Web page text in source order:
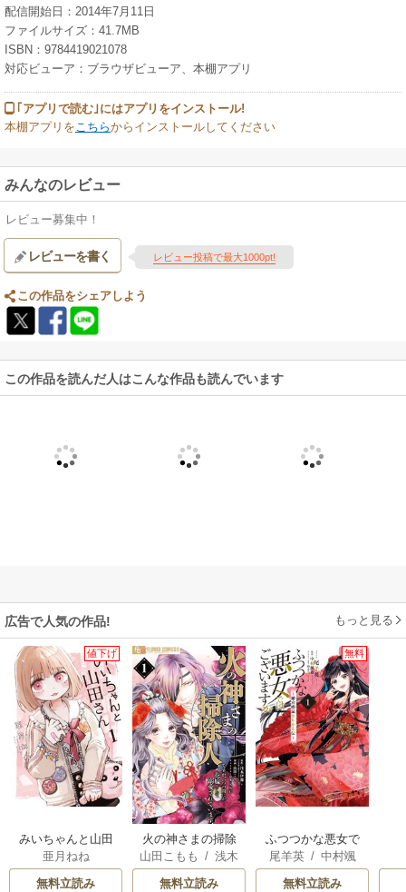
配信開始日：2014年7月11日
ファイルサイズ：41.7MB
ISBN：9784419021078
対応ビューア：ブラウザビューア、本棚アプリ
｢アプリで読む｣にはアプリをインストール!
本棚アプリを こちらからインストールしてください
みんなのレビュー
レビュー募集中！
レビューを書く レビュー投稿で最大1000pt!
この作品をシェアしよう
この作品を読んだ人はこんな作品も読んでいます
広告で人気の作品! もっと見る
値下げ
みいちゃんと山田
さん
亜月ねね
無料立読み
火の神さまの掃除
人ですが、いつの
間にか花嫁として
山田こもも /浅木
伊都/SNC
無料立読み
無料
ふつつかな悪女で
はございますが ～
雛宮蝶鼠とりかえ
尾羊英/ 中村颯
希/ゆき哉
無料立読み